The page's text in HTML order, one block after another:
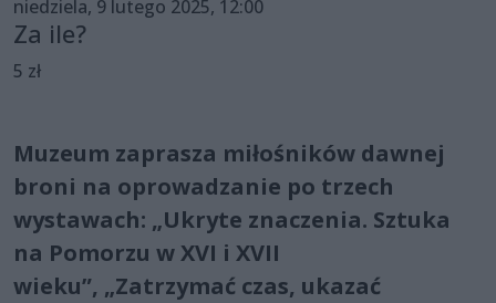
niedziela, 9 lutego 2025, 12:00
Za ile?
5 zł
Muzeum zaprasza miłośników dawnej
broni na oprowadzanie po trzech
wystawach: „Ukryte znaczenia. Sztuka
na Pomorzu w XVI i XVII
wieku”, „Zatrzymać czas, ukazać